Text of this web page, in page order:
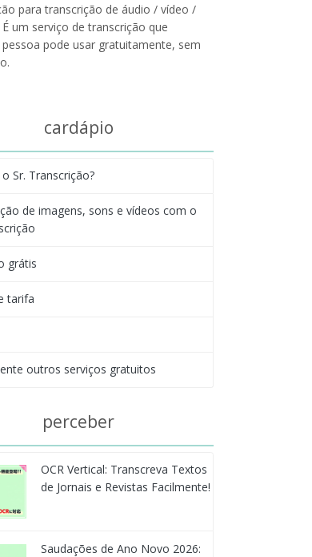
para transcrição de áudio / vídeo /
um serviço de transcrição que
pode usar gratuitamente, sem
cardápio
Sr. Transcrição?
de imagens, sons e vídeos com o
grátis
tarifa
outros serviços gratuitos
perceber
OCR Vertical: Transcreva Textos
de Jornais e Revistas Facilmente!
Saudações de Ano Novo 2026: